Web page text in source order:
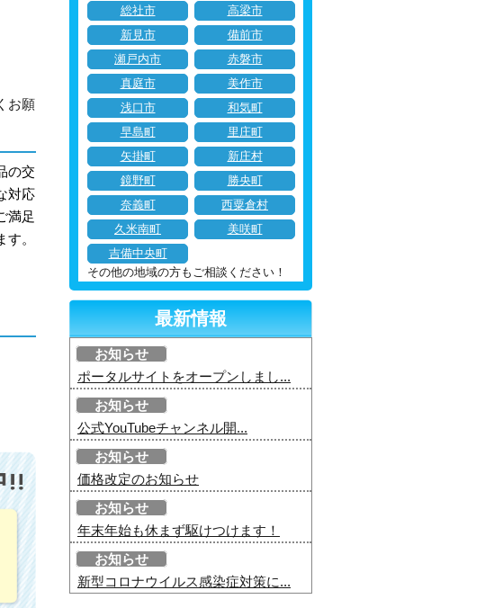
お願
の交
対応
満足
。
総社市
高梁市
新見市
備前市
瀬戸内市
赤磐市
真庭市
美作市
浅口市
和気町
早島町
里庄町
矢掛町
新庄村
鏡野町
勝央町
奈義町
西粟倉村
久米南町
美咲町
吉備中央町
その他の地域の方もご相談ください！
最新情報
お知らせ
ポータルサイトをオープンしまし...
お知らせ
公式YouTubeチャンネル開...
お知らせ
価格改定のお知らせ
お知らせ
年末年始も休まず駆けつけます！
お知らせ
新型コロナウイルス感染症対策に...